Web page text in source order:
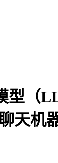
型（
天机